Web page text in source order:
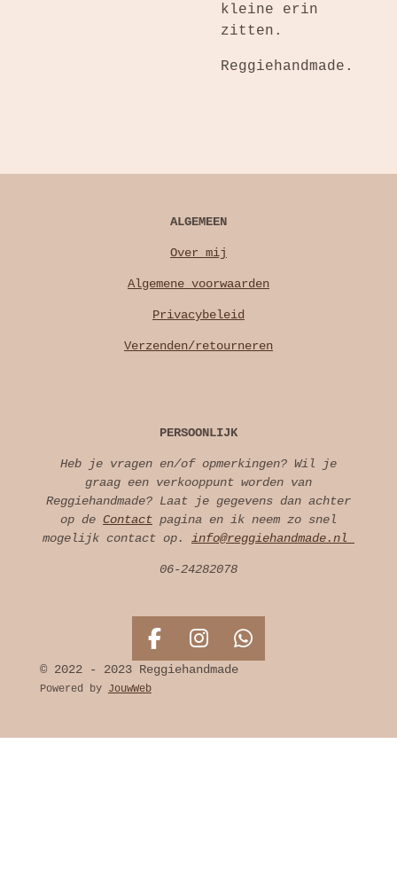
kleine erin
zitten.
Reggiehandmade.
ALGEMEEN
Over mij
Algemene voorwaarden
Privacybeleid
Verzenden/retourneren
PERSOONLIJK
Heb je vragen en/of opmerkingen? Wil je
graag een verkooppunt worden van
Reggiehandmade? Laat je gegevens dan achter
op de Contact pagina en ik neem zo snel
mogelijk contact op. info@reggiehandmade.nl
06-24282078
F
a
b
I
n
a
W
s
© 2022 - 2023 Reggiehandmade
Powered by JouwWeb